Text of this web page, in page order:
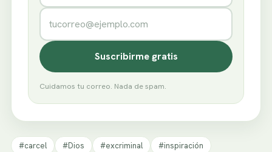
Correo electrónico
Suscribirme gratis
Cuidamos tu correo. Nada de spam.
#carcel #Dios #excriminal
#inspiración